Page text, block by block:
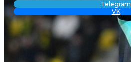
Telegram
VK